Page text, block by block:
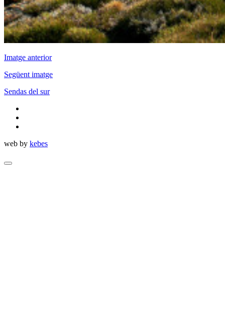
Imatge anterior
Següent imatge
Sendas del sur
web by kebes